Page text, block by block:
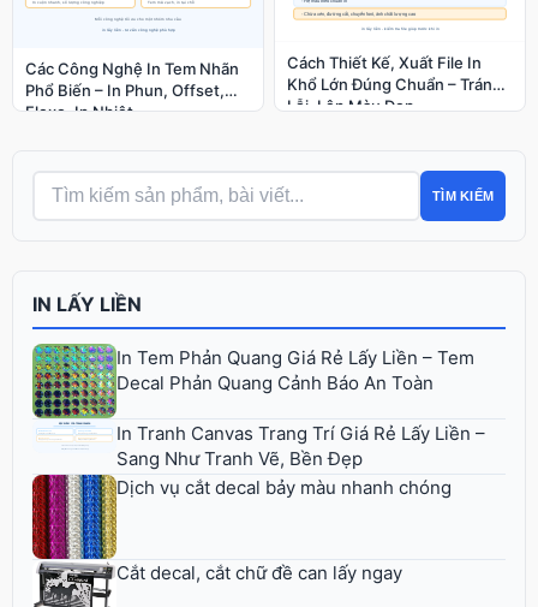
Các Công Nghệ In Tem Nhãn
Phổ Biến – In Phun, Offset,
Flexo, In Nhiệt
Cách Thiết Kế, Xuất File In
Khổ Lớn Đúng Chuẩn – Tránh
Lỗi, Lên Màu Đẹp
TÌM KIẾM
IN LẤY LIỀN
In Tem Phản Quang Giá Rẻ Lấy Liền – Tem
Decal Phản Quang Cảnh Báo An Toàn
In Tranh Canvas Trang Trí Giá Rẻ Lấy Liền –
Sang Như Tranh Vẽ, Bền Đẹp
Dịch vụ cắt decal bảy màu nhanh chóng
Cắt decal, cắt chữ đề can lấy ngay